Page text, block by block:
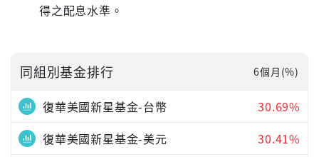
得之配息水準。
同組別基金排行 6個月(%)
復華美國新星基金-台幣
30.69%
復華美國新星基金-美元
30.41%